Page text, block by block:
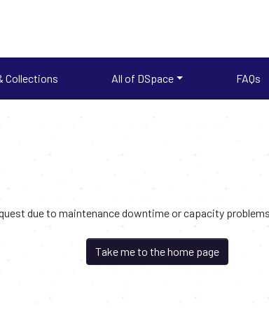
Collections All of DSpace FAQs
due to maintenance downtime or capacity
Take me to the home page